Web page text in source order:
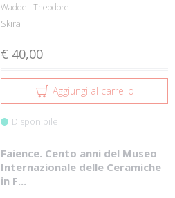
Waddell Theodore
Skira
€ 40,00
Aggiungi al carrello
Disponibile
Faience. Cento anni del Museo
Internazionale delle Ceramiche
in F...